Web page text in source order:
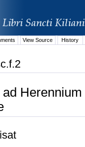
View Source History